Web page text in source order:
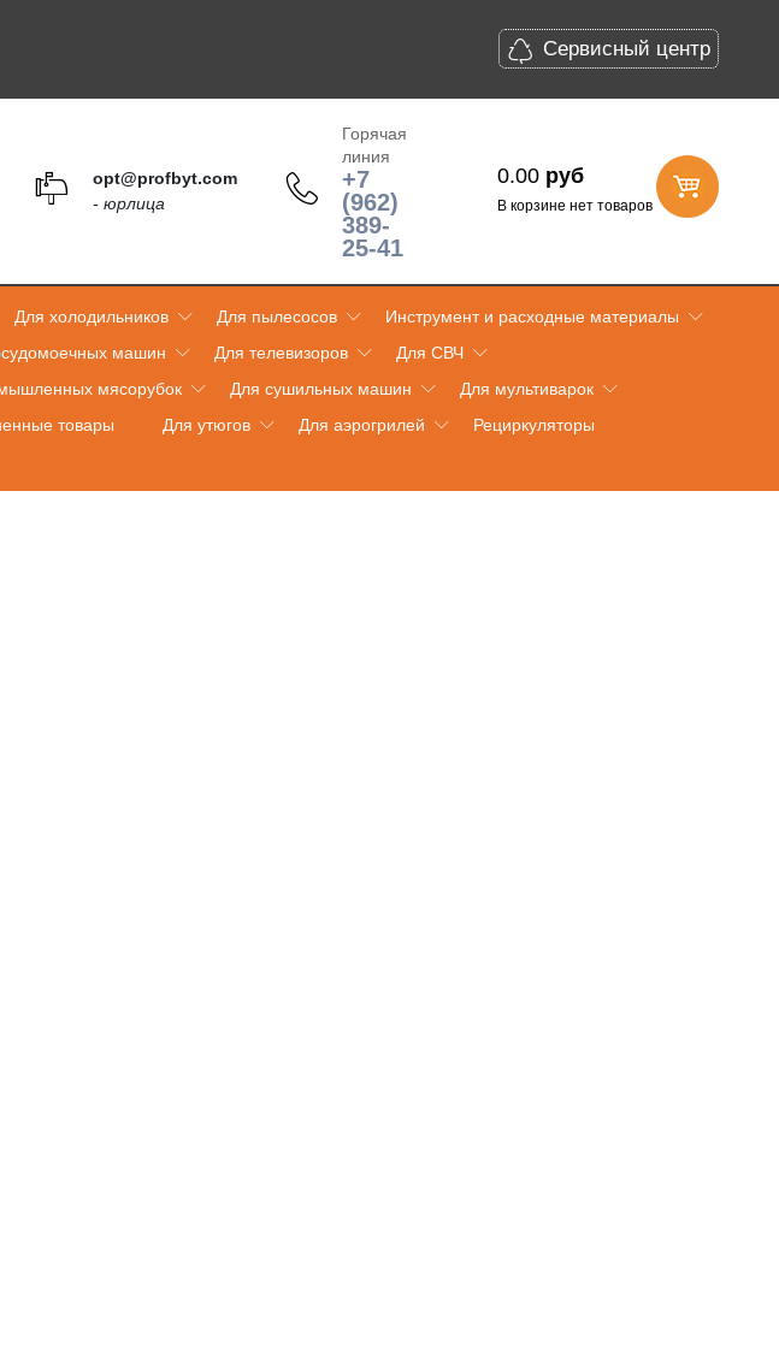
Сервисный центр
opt@profbyt.com
- юрлица
Горячая
линия
+7
(962)
389-
25-41
0.00 руб
В корзине нет товаров
Для холодильников Для пылесосов
Инструмент и расходные материалы
машин Для телевизоров
Для СВЧ
мясорубок Для сушильных машин
Для мультиварок
товары Для утюгов Для аэрогрилей
Рециркуляторы